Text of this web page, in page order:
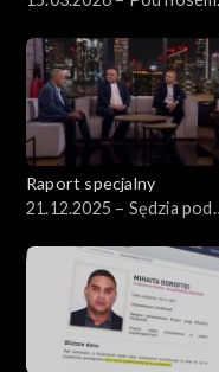
Raport specjalny
21.12.2025 – Sędzia pod